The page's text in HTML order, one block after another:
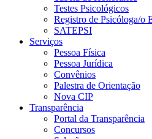
Testes Psicológicos
Registro de Psicóloga/o
SATEPSI
Serviços
Pessoa Física
Pessoa Jurídica
Convênios
Palestra de Orientação
Nova CIP
Transparência
Portal da Transparência
Concursos